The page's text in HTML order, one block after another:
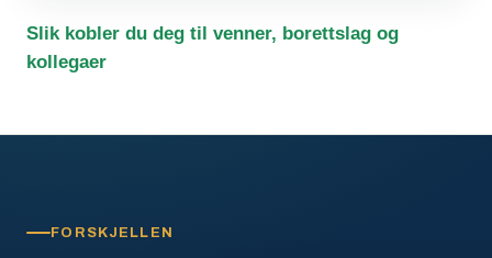
Slik kobler du deg til venner, borettslag og
kollegaer
FORSKJELLEN